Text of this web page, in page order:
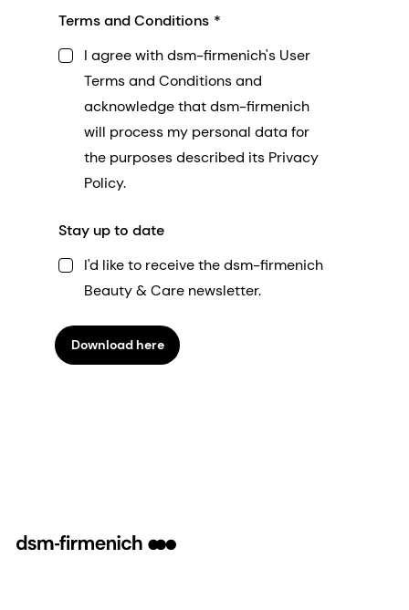
Terms and Conditions
I agree with dsm-firmenich's User
Terms and Conditions and
acknowledge that dsm-firmenich
will process my personal data for
the purposes described its Privacy
Policy.
Stay up to date
I'd like to receive the dsm-firmenich
Beauty & Care newsletter.
Download here